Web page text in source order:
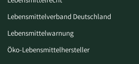
Lebensmittelverband Deutschland
Lebensmittelwarnung
Öko-Lebensmittelhersteller